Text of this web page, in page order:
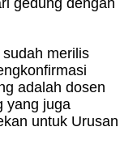
gedung dengan
merilis
adalah dosen
yang juga
untuk Urusan